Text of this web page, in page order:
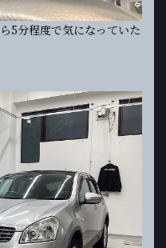
5分程度で気になっていた